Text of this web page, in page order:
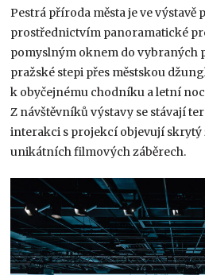
Pestrá příroda města je ve výstavě
prostřednictvím panoramatické
pomyslným oknem do vybraných
pražské stepi přes městskou
k obyčejnému chodníku a letní
Z návštěvníků výstavy se stávají
interakci s projekcí objevují
unikátních filmových záběrech.